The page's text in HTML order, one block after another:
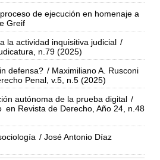
de ejecución en homenaje a
Greif
la actividad inquisitiva judicial /
n.79 (2025)
defensa? / Maximiliano A. Rusconi
Penal, v.5, n.5 (2025)
autónoma de la prueba digital /
en Revista de Derecho, Año 24, n.48
/ José Antonio Díaz